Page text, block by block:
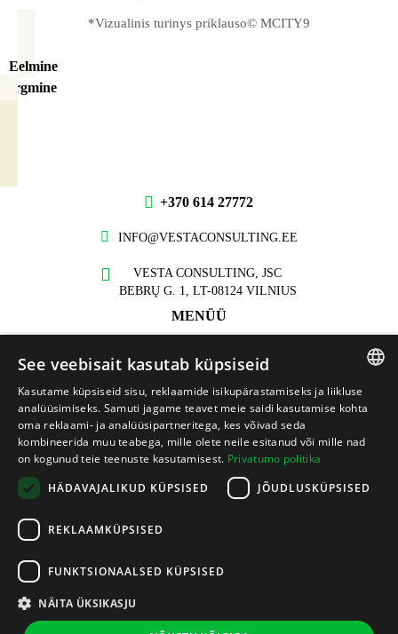
*Vizualinis turinys priklauso© MCITY9
Eelmine
Järgmine
+370 614 27772
INFO@VESTACONSULTING.EE
VESTA CONSULTING, JSC
BEBRŲ G. 1, LT-08124 VILNIUS
MENÜÜ
Teenused
Projektid
Kontakt
TEAVE
Privaatsuspoliitika
Küpsistega seotud eeskirjad
AITAME SUUNATA TEID TULEVIKKU
LITHUANIAN
ENGLISH
ESTONIAN
See veebisait kasutab küpsiseid
Kasutame küpsiseid sisu, reklaamide isikupärastamiseks ja liikluse
analüüsimiseks. Samuti jagame teavet meie saidi kasutamise kohta
oma reklaami- ja analüüsipartneritega, kes võivad seda
kombineerida muu teabega, mille olete neile esitanud või mille nad
on kogunud teie teenuste kasutamisest. Privatumo politika
HÄDAVAJALIKUD KÜPSISED
JÕUDLUSKÜPSISED
REKLAAMKÜPSISED
FUNKTSIONAALSED KÜPSISED
NÄITA ÜKSIKASJU